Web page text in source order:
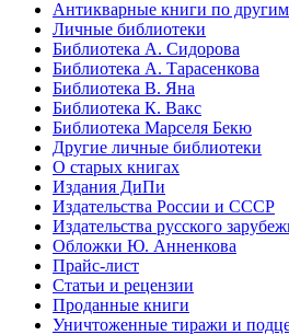
Антикварные книги по
Личные библиотеки
Библиотека А. Сидорова
Библиотека А. Тарасенкова
Библиотека В. Яна
Библиотека К. Вакс
Библиотека Марселя Бекю
Другие личные библиотеки
О старых книгах
Издания ДиПи
Издательства России и СССР
Издательства русского
Обложки Ю. Анненкова
Прайс-лист
Статьи и рецензии
Проданные книги
Уничтоженные тиражи и